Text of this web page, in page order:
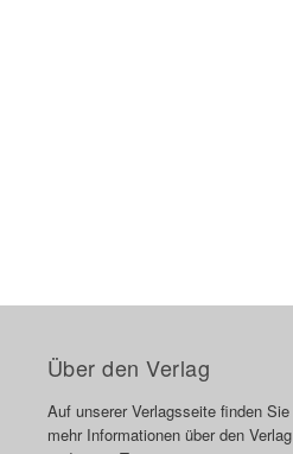
Über den Verlag
Auf unserer Verlagsseite finden Sie
mehr Informationen über den Verlag